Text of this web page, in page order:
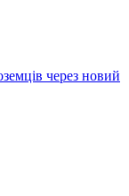
через новий